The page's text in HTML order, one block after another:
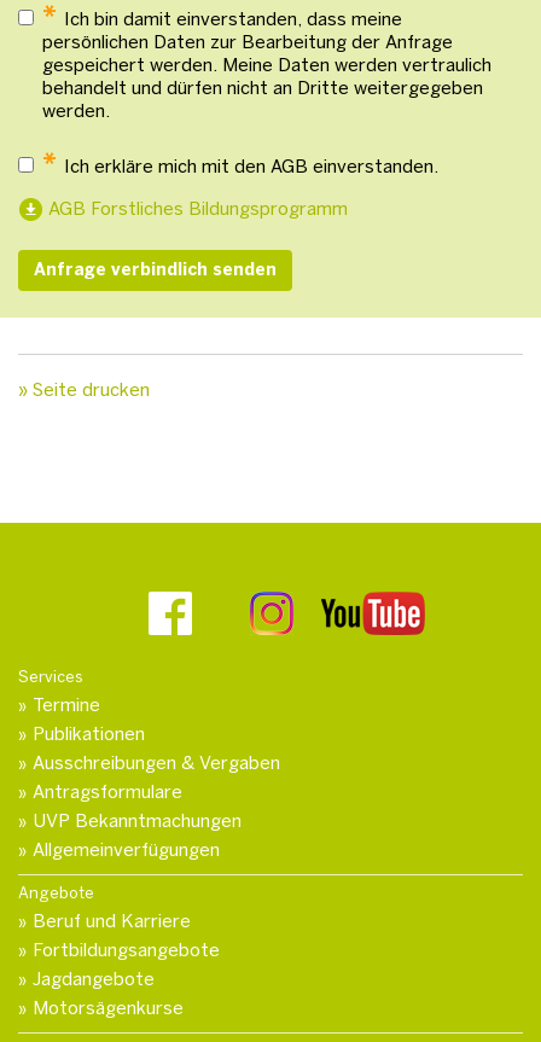
* Ich bin damit einverstanden, dass meine
persönlichen Daten zur Bearbeitung der Anfrage
gespeichert werden. Meine Daten werden vertraulich
behandelt und dürfen nicht an Dritte weitergegeben
werden.
* Ich erkläre mich mit den AGB einverstanden.
AGB Forstliches Bildungsprogramm
» Seite drucken
Services
Termine
Publikationen
Ausschreibungen & Vergaben
Antragsformulare
UVP Bekanntmachungen
Allgemeinverfügungen
Angebote
Beruf und Karriere
Fortbildungsangebote
Jagdangebote
Motorsägenkurse